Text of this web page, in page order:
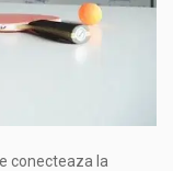
conecteaza la